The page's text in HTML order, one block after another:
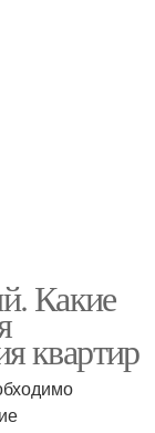
Какие
квартир